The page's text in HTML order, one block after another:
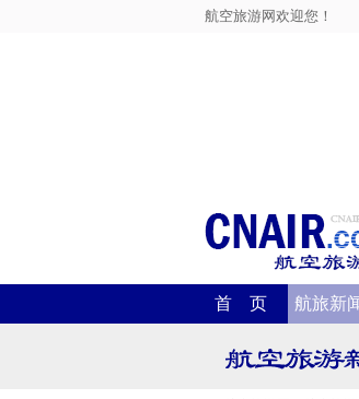
航空旅游网欢迎您！
首 页 航旅新